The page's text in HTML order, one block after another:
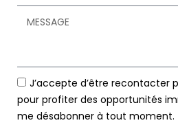
J’accepte d’être recontacter
pour profiter des opportunités
me désabonner à tout moment.